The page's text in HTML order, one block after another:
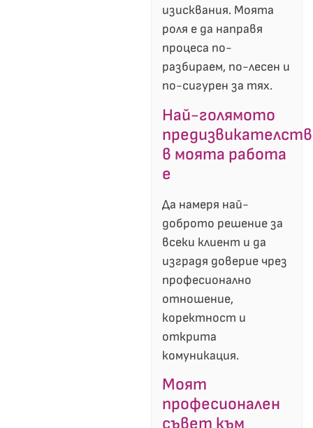
изисквания. Моята
роля е да направя
процеса по-
разбираем, по-лесен и
по-сигурен за тях.
Най-голямото
в моята работа
е
Да намеря най-
доброто решение за
всеки клиент и да
изградя доверие чрез
професионално
отношение,
коректност и
открита
комуникация.
Моят
професионален
съвет към